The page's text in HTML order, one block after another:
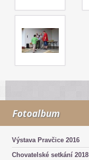
Fotoalbum
Výstava Pravčice 2016
Chovatelské setkání 2018